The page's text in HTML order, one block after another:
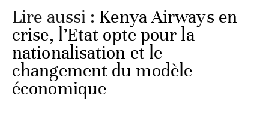
Lire aussi : Kenya Airways en
crise, l’Etat opte pour la
nationalisation et le
changement du modèle
économique